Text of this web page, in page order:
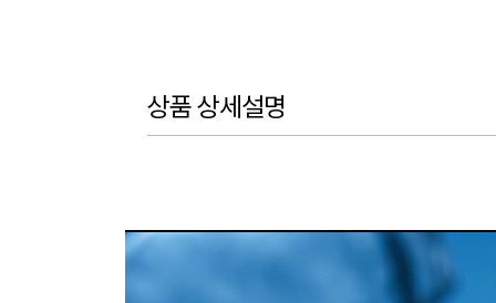
상품 상세설명